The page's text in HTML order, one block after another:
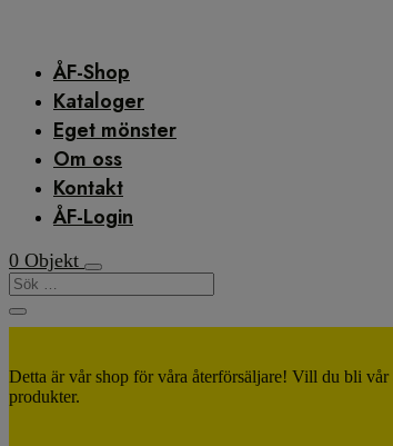
ÅF-Shop
Kataloger
Eget mönster
Om oss
Kontakt
ÅF-Login
0 Objekt
Detta är vår shop för våra återförsäljare! Vill du bli
produkter.